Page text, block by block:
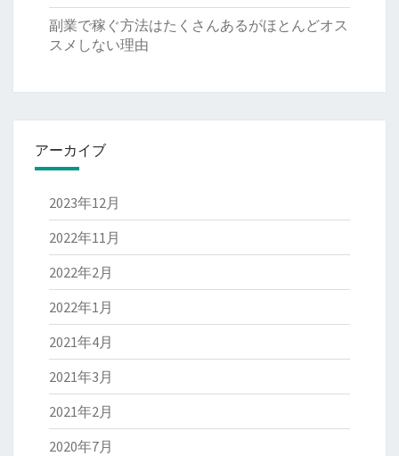
副業で稼ぐ方法はたくさんあるがほとんどオス
スメしない理由
アーカイブ
2023年12月
2022年11月
2022年2月
2022年1月
2021年4月
2021年3月
2021年2月
2020年7月